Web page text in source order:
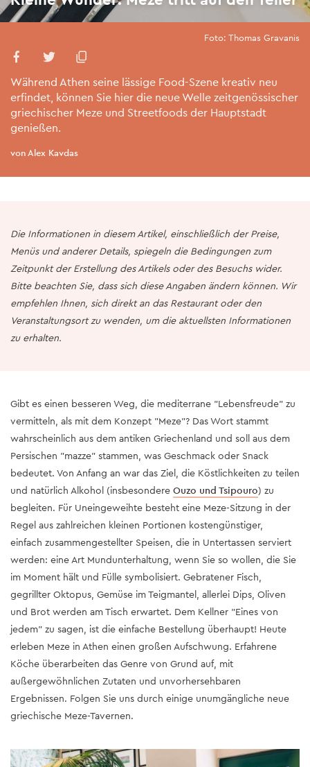
Foto: Thomas Gravanis
Während Athen seine lässige Food-Szene kreativ neu
erfindet, können Sie hier die neue Welle zeitgenössischer
griechischer Meze und Streetfoods der Hauptstadt
genießen.
von Alex Kavdas
Die Informationen in diesem Artikel, einschließlich der Preise,
Menüs und anderer Details, spiegeln die Bedingungen zum
Zeitpunkt der Erstellung des Artikels oder des Besuchs wider.
Bitte beachten Sie, dass sich diese Angaben ändern können. Wir
empfehlen Ihnen, sich direkt an das Restaurant oder den
Veranstaltungsort zu wenden, um die aktuellsten Informationen
zu erhalten.
Gibt es einen besseren Weg, die mediterrane "Lebensfreude" zu
vermitteln, als mit dem Konzept "Meze"? Das Wort stammt
wahrscheinlich aus dem antiken Griechenland und soll aus dem
Persischen "mazze" stammen, was Geschmack oder Snack
bedeutet. Von Anfang an war das Ziel, die Köstlichkeiten zu teilen
und natürlich Alkohol (insbesondere Ouzo und Tsipouro) zu
begleiten. Für Uneingeweihte besteht eine Meze-Sitzung in der
Regel aus zahlreichen kleinen Portionen kostengünstiger,
einfach zusammengestellter Speisen, die in Untertassen serviert
werden: eine Art Mundunterhaltung, wenn Sie so wollen, die Sie
im Moment hält und Fülle symbolisiert. Gebratener Fisch,
gegrillter Oktopus, Gemüse im Teigmantel, allerlei Dips, Oliven
und Brot werden am Tisch erwartet. Dem Kellner "Eines von
jedem" zu sagen, ist die einfache Bestellung überhaupt! Heute
erleben Meze in Athen einen großen Aufschwung. Erfahrene
Köche überarbeiten das Genre von Grund auf, mit
außergewöhnlichen Zutaten und unvorhersehbaren
Ergebnissen. Folgen Sie uns durch einige unumgängliche neue
griechische Meze-Tavernen.